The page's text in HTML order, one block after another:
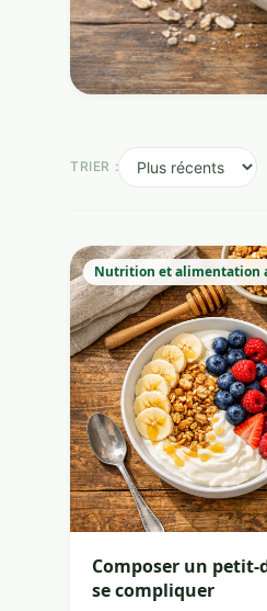
TRIER :
Nutrition et alimentation
Composer un
se compliquer